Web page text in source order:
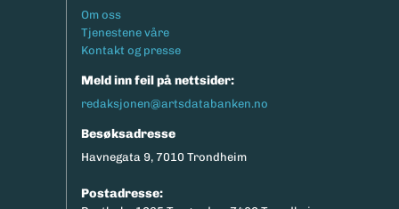
Footermeny
Om oss
Tjenestene våre
Kontakt og presse
Meld inn feil på nettsider:
redaksjonen@artsdatabanken.no
Besøksadresse
Havnegata 9, 7010 Trondheim
Postadresse: